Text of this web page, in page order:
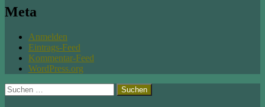
Meta
Anmelden
Eintrags-Feed
Kommentar-Feed
WordPress.org
Suchen
nach: